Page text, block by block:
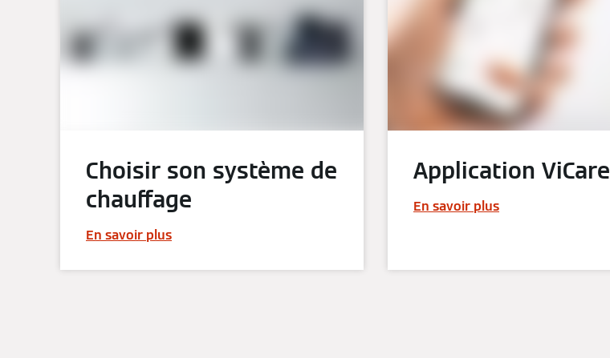
Choisir son système de
chauffage
En savoir plus
Application ViCare
En savoir plus